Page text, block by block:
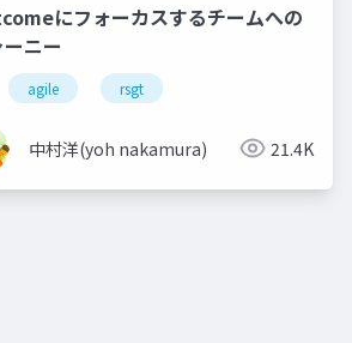
にフォーカスするチームへの
ニー
agile rsgt
中村洋(yoh nakamura) 21.4K